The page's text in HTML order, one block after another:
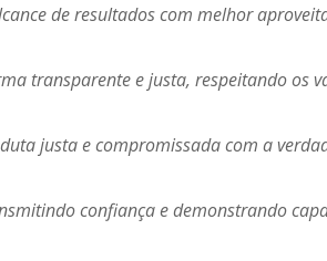
de resultados com melhor
transparente e justa, respeitando os
justa e compromissada com a
confiança e demonstrando